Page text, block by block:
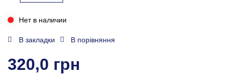
Нет в наличии
В закладки В порівняння
320,0 грн